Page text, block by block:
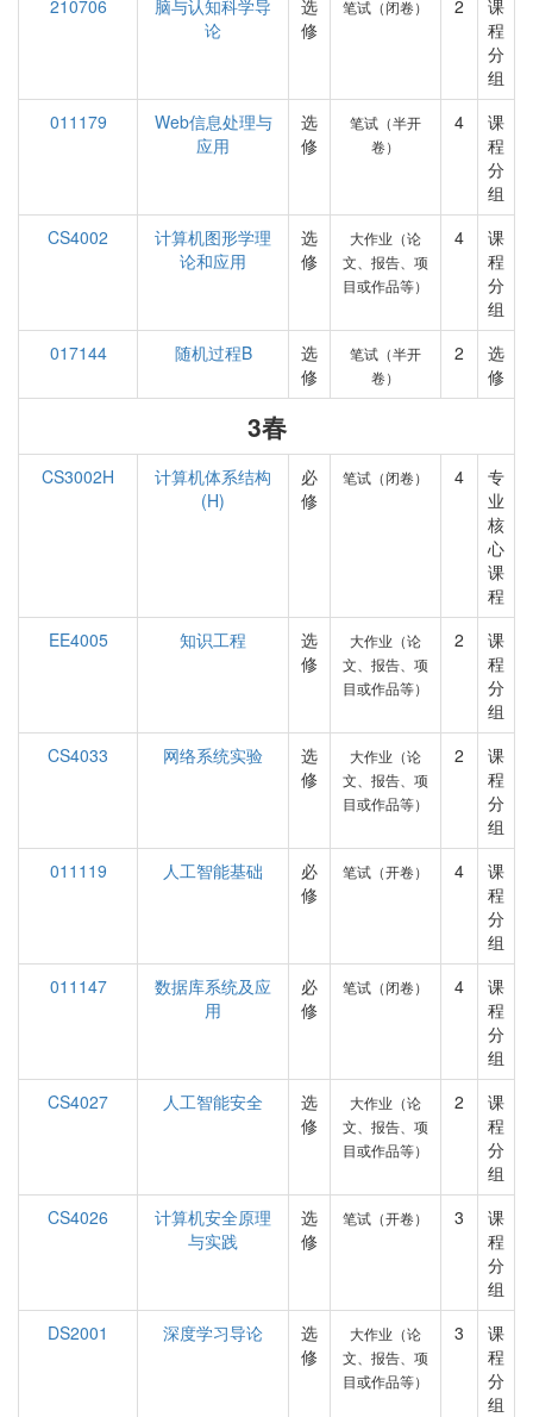
210706
脑与认知科学导
论
选
修
笔试（闭卷） 2
课
程
分
组
011179
Web信息处理与
应用
选
修
笔试（半开
卷）
4
课
程
分
组
CS4002
计算机图形学理
论和应用
选
修
大作业（论
文、报告、项
目或作品等）
4
课
程
分
组
017144
随机过程B
选
修
笔试（半开
卷）
2
选
修
3春
CS3002H
计算机体系结构
(H)
必
修
笔试（闭卷） 4
专
业
核
心
课
程
EE4005
知识工程
选
修
大作业（论
文、报告、项
目或作品等）
2
课
程
分
组
CS4033
网络系统实验
选
修
大作业（论
文、报告、项
目或作品等）
2
课
程
分
组
011119
人工智能基础
必
修
笔试（开卷） 4
课
程
分
组
011147
数据库系统及应
用
必
修
笔试（闭卷） 4
课
程
分
组
CS4027
人工智能安全
选
修
大作业（论
文、报告、项
目或作品等）
2
课
程
分
组
CS4026
计算机安全原理
与实践
选
修
笔试（开卷） 3
课
程
分
组
DS2001
深度学习导论
选
修
大作业（论
文、报告、项
目或作品等）
3
课
程
分
组